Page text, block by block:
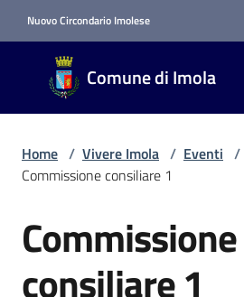
Nuovo Circondario Imolese
Comune di Imola
Comune
di Imola
RETE
Novità
Home / Vivere Imola / Eventi /
Commissione consiliare 1
Salta al contenuto
Commissione
consiliare 1